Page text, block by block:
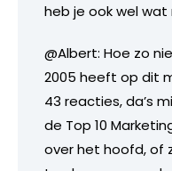
heb je ook wel wat
@Albert: Hoe zo
2005 heeft op dit
43 reacties, da’s
de Top 10
over het hoofd, of